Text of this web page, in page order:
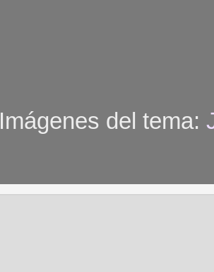
Imágenes del tema: